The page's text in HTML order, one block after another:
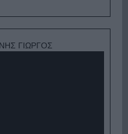
ΓΙΩΡΓΟΣ